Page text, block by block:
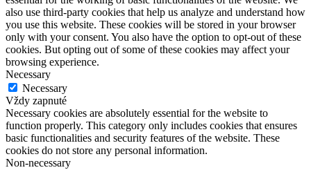
also use third-party cookies that help us analyze and understand how
you use this website. These cookies will be stored in your browser
only with your consent. You also have the option to opt-out of these
cookies. But opting out of some of these cookies may affect your
browsing experience.
Necessary
Necessary
Vždy zapnuté
Necessary cookies are absolutely essential for the website to
function properly. This category only includes cookies that ensures
basic functionalities and security features of the website. These
cookies do not store any personal information.
Non-necessary